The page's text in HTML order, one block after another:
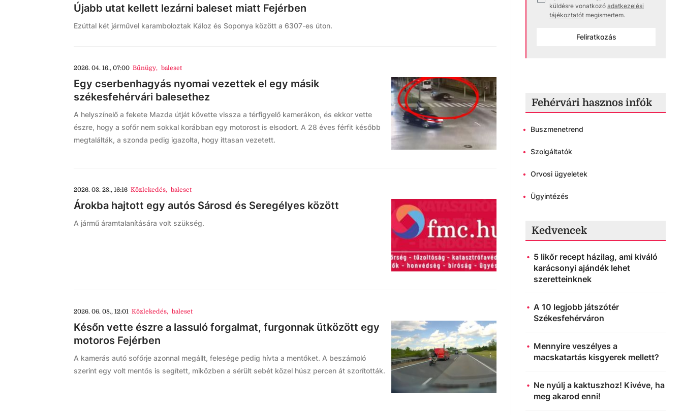
Újabb utat kellett lezárni baleset miatt Fejérben
Ezúttal két járművel karamboloztak Káloz és Soponya között a 6307-es úton.
2026. 04. 16., 07:00 Bűnügy, baleset
Egy cserbenhagyás nyomai vezettek el egy másik
székesfehérvári balesethez
A helyszínelő a fekete Mazda útját követte vissza a térfigyelő kamerákon, és ekkor vette
észre, hogy a sofőr nem sokkal korábban egy motorost is elsodort. A 28 éves férfit később
megtalálták, a szonda pedig igazolta, hogy ittasan vezetett.
2026. 03. 28., 16:16 Közlekedés, baleset
Árokba hajtott egy autós Sárosd és Seregélyes között
A jármű áramtalanítására volt szükség.
2026. 06. 08., 12:01 Közlekedés, baleset
Későn vette észre a lassuló forgalmat, furgonnak ütközött egy
motoros Fejérben
A kamerás autó sofőrje azonnal megállt, felesége pedig hívta a mentőket. A beszámoló
szerint egy volt mentős is segített, miközben a sérült sebét közel húsz percen át szorították.
küldésre vonatkozó adatkezelési
tájékoztatót megismertem.
Feliratkozás
Fehérvári hasznos infók
• Buszmenetrend
• Szolgáltatók
• Orvosi ügyeletek
• Ügyintézés
Kedvencek
5 likőr recept házilag, ami kiváló
karácsonyi ajándék lehet
szeretteinknek
A 10 legjobb játszótér
Székesfehérváron
Mennyire veszélyes a
macskatartás kisgyerek mellett?
Ne nyúlj a kaktuszhoz! Kivéve, ha
meg akarod enni!